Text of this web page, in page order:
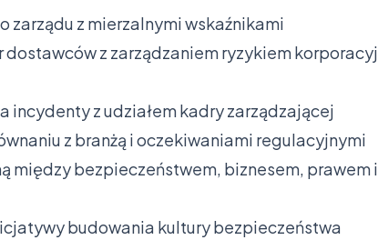
z mierzalnymi wskaźnikami
z zarządzaniem ryzykiem
incydenty z udziałem kadry zarządzającej
z branżą i oczekiwaniami regulacyjnymi
między bezpieczeństwem, biznesem, prawem i
budowania kultury bezpieczeństwa